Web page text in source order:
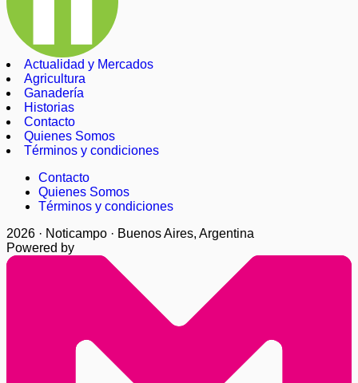
Actualidad y Mercados
Agricultura
Ganadería
Historias
Contacto
Quienes Somos
Términos y condiciones
Contacto
Quienes Somos
Términos y condiciones
2026 · Noticampo · Buenos Aires, Argentina
Powered by